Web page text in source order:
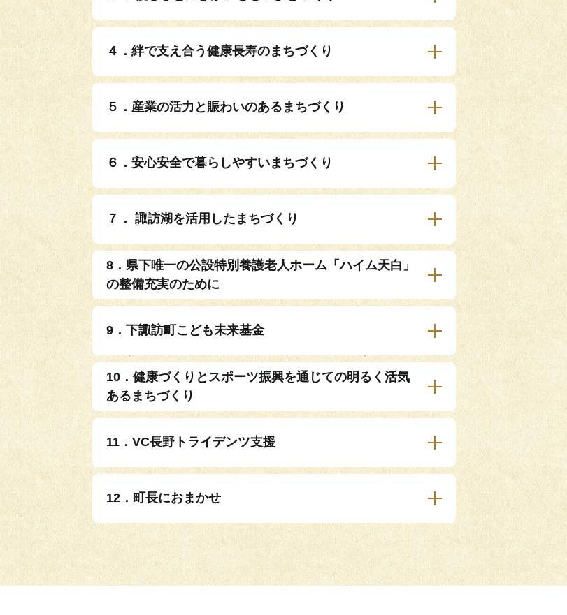
４．絆で支え合う健康長寿のまちづくり
５．産業の活力と賑わいのあるまちづくり
６．安心安全で暮らしやすいまちづくり
７． 諏訪湖を活用したまちづくり
8．県下唯一の公設特別養護老人ホーム「ハイム天白」
の整備充実のために
9．下諏訪町こども未来基金
10．健康づくりとスポーツ振興を通じての明るく活気
あるまちづくり
11．VC長野トライデンツ支援
12．町長におまかせ